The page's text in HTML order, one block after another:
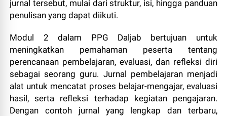
jurnal tersebut, mulai dari struktur, isi, hingga panduan
penulisan yang dapat diikuti.
Modul 2 dalam PPG Daljab bertujuan untuk
meningkatkan pemahaman peserta tentang
perencanaan pembelajaran, evaluasi, dan refleksi diri
sebagai seorang guru. Jurnal pembelajaran menjadi
alat untuk mencatat proses belajar-mengajar, evaluasi
hasil, serta refleksi terhadap kegiatan pengajaran.
Dengan contoh jurnal yang lengkap dan terbaru,